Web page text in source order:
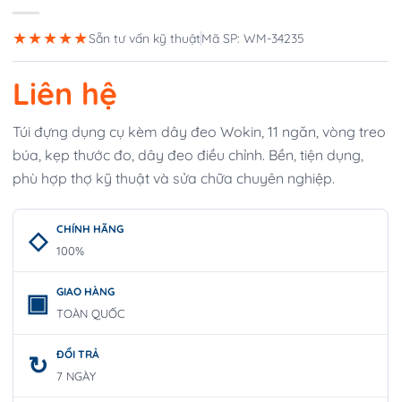
★★★★★Sẵn tư vấn kỹ thuậtMã SP: WM-34235
Liên hệ
Túi đựng dụng cụ kèm dây đeo Wokin, 11 ngăn, vòng treo
búa, kẹp thước đo, dây đeo điều chỉnh. Bền, tiện dụng,
phù hợp thợ kỹ thuật và sửa chữa chuyên nghiệp.
CHÍNH HÃNG
100%
GIAO HÀNG
TOÀN QUỐC
ĐỔI TRẢ
7 NGÀY